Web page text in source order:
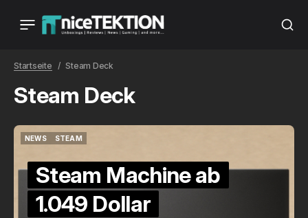
Startseite Steam Deck
Steam Deck
NEWS
STEAM
Steam Machine ab
1.049 Dollar